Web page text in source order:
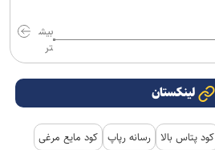
بیش
تر
لینکستان
کود پتاس بالا رسانه رپاپ کود مایع مرغی